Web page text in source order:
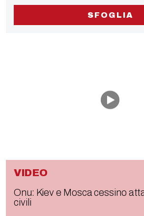
SFOGLIA
VIDEO
Onu: Kiev e Mosca cessino
civili